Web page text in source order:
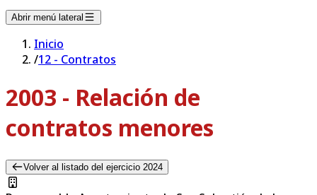
Abrir menú lateral
Inicio
/12 - Contratos
2003 - Relación de
contratos menores
Volver al listado del ejercicio 2024